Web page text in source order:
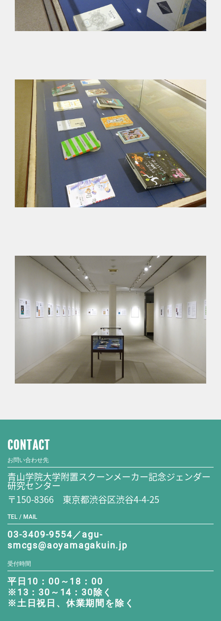
CONTACT
お問い合わせ先
青山学院大学附置スクーンメーカー記念ジェンダー
研究センター
〒150-8366 東京都渋谷区渋谷4-4-25
TEL / MAIL
03-3409-9554／agu-
smcgs@aoyamagakuin.jp
受付時間
平日10：00～18：00
※13：30～14：30除く
※土日祝日、休業期間を除く